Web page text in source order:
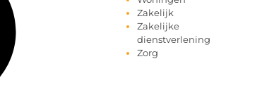
Zakelijk
Zakelijke
dienstverlening
Zorg